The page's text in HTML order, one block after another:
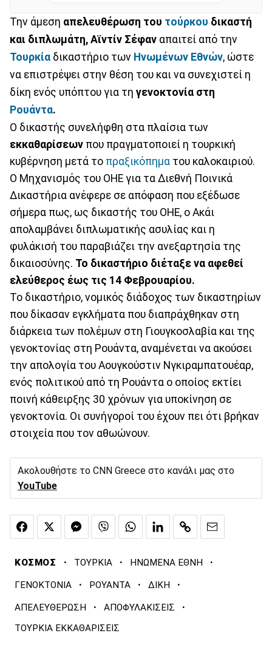
Την άμεση απελευθέρωση του τούρκου δικαστή
και διπλωμάτη, Αϊντίν Σέφαν απαιτεί από την
Τουρκία δικαστήριο των Ηνωμένων Εθνών, ώστε
να επιστρέψει στην θέση του και να συνεχιστεί η
δίκη ενός υπόπτου για τη γενοκτονία στη
Ρουάντα.
Ο δικαστής συνελήφθη στα πλαίσια των
εκκαθαρίσεων που πραγματοποιεί η τουρκική
κυβέρνηση μετά το πραξικόπημα του καλοκαιριού.
Ο Μηχανισμός του ΟΗΕ για τα Διεθνή Ποινικά
Δικαστήρια ανέφερε σε απόφαση που εξέδωσε
σήμερα πως, ως δικαστής του ΟΗΕ, ο Ακάι
απολαμβάνει διπλωματικής ασυλίας και η
φυλάκισή του παραβιάζει την ανεξαρτησία της
δικαιοσύνης. Το δικαστήριο διέταξε να αφεθεί
ελεύθερος έως τις 14 Φεβρουαρίου.
Το δικαστήριο, νομικός διάδοχος των δικαστηρίων
που δίκασαν εγκλήματα που διαπράχθηκαν στη
διάρκεια των πολέμων στη Γιουγκοσλαβία και της
γενοκτονίας στη Ρουάντα, αναμένεται να ακούσει
την απολογία του Αουγκούστιν Νγκιραμπατουέαρ,
ενός πολιτικού από τη Ρουάντα ο οποίος εκτίει
ποινή κάθειρξης 30 χρόνων για υποκίνηση σε
γενοκτονία. Οι συνήγοροί του έχουν πει ότι βρήκαν
στοιχεία που τον αθωώνουν.
Ακολουθήστε το CNN Greece στο κανάλι μας στο
YouTube
ΚΟΣΜΟΣ · ΤΟΥΡΚΙΑ · ΗΝΩΜΕΝΑ ΕΘΝΗ ·
ΓΕΝΟΚΤΟΝΙΑ · ΡΟΥΑΝΤΑ · ΔΙΚΗ ·
ΑΠΕΛΕΥΘΕΡΩΣΗ · ΑΠΟΦΥΛΑΚΙΣΕΙΣ ·
ΤΟΥΡΚΙΑ ΕΚΚΑΘΑΡΙΣΕΙΣ